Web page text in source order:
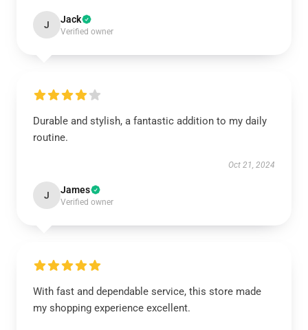
J Jack
Verified owner
Durable and stylish, a fantastic addition to my daily
routine.
Oct 21, 2024
J James
Verified owner
With fast and dependable service, this store made
my shopping experience excellent.